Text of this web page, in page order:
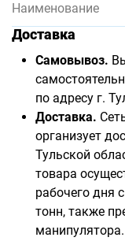
Наименование
Доставка
Самовывоз.
по адресу г.
Доставка.
организует
Тульской
товара
рабочего дня
тонн, также